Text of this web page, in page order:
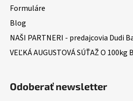
Formuláre
Blog
NAŠI PARTNERI - predajcovia Dudi
VEĽKÁ AUGUSTOVÁ SÚŤAŽ O 100kg
Odoberať newsletter